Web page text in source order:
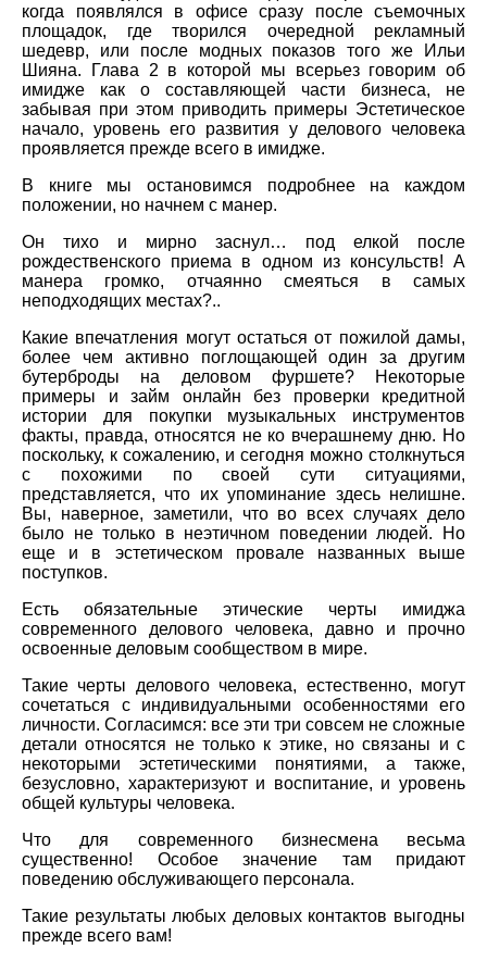
когда появлялся в офисе сразу после съемочных
площадок, где творился очередной рекламный
шедевр, или после модных показов того же Ильи
Шияна. Глава 2 в которой мы всерьез говорим об
имидже как о составляющей части бизнеса, не
забывая при этом приводить примеры Эстетическое
начало, уровень его развития у делового человека
проявляется прежде всего в имидже.
В книге мы остановимся подробнее на каждом
положении, но начнем с манер.
Он тихо и мирно заснул… под елкой после
рождественского приема в одном из консульств! А
манера громко, отчаянно смеяться в самых
неподходящих местах?..
Какие впечатления могут остаться от пожилой дамы,
более чем активно поглощающей один за другим
бутерброды на деловом фуршете? Некоторые
примеры и займ онлайн без проверки кредитной
истории для покупки музыкальных инструментов
факты, правда, относятся не ко вчерашнему дню. Но
поскольку, к сожалению, и сегодня можно столкнуться
с похожими по своей сути ситуациями,
представляется, что их упоминание здесь нелишне.
Вы, наверное, заметили, что во всех случаях дело
было не только в неэтичном поведении людей. Но
еще и в эстетическом провале названных выше
поступков.
Есть обязательные этические черты имиджа
современного делового человека, давно и прочно
освоенные деловым сообществом в мире.
Такие черты делового человека, естественно, могут
сочетаться с индивидуальными особенностями его
личности. Согласимся: все эти три совсем не сложные
детали относятся не только к этике, но связаны и с
некоторыми эстетическими понятиями, а также,
безусловно, характеризуют и воспитание, и уровень
общей культуры человека.
Что для современного бизнесмена весьма
существенно! Особое значение там придают
поведению обслуживающего персонала.
Такие результаты любых деловых контактов выгодны
прежде всего вам!